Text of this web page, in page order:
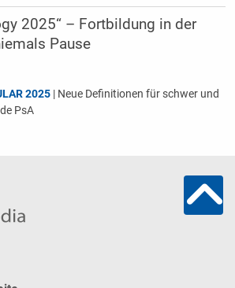
2025“ – Fortbildung in der
Pause
2025| Neue Definitionen für schwer und
PsA